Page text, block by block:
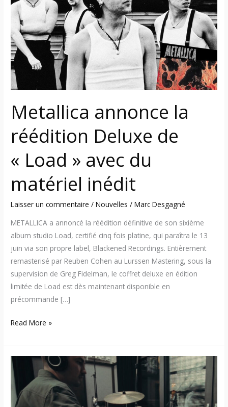
Metallica annonce la
réédition Deluxe de
« Load » avec du
matériel inédit
Laisser un commentaire /Nouvelles /Marc Desgagné
METALLICA a annoncé la réédition définitive de son sixième
album studio Load, certifié cinq fois platine, qui paraîtra le 13
juin via son propre label, Blackened Recordings. Entièrement
remasterisé par Reuben Cohen au Lurssen Mastering, sous la
supervision de Greg Fidelman, le coffret deluxe en édition
limitée de Load est dès maintenant disponible en
précommande […]
réédition
Deluxe
de
« Load »
avec
du
matériel
inédit
Read More »
Will
Régnier
Nouvelle